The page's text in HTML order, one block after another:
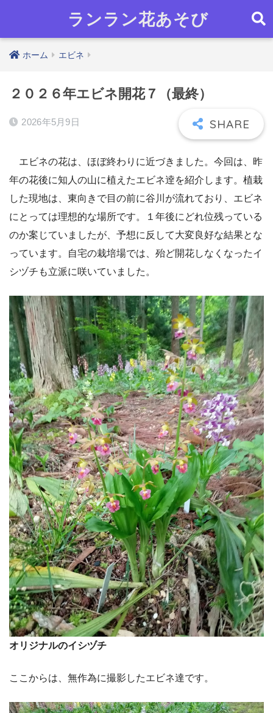
ランラン花あそび
ホーム エビネ
２０２６年エビネ開花７（最終）
2026年5月9日
エビネの花は、ほぼ終わりに近づきました。今回は、昨
年の花後に知人の山に植えたエビネ逹を紹介します。植栽
した現地は、東向きで目の前に谷川が流れており、エビネ
にとっては理想的な場所です。１年後にどれ位残っている
のか案じていましたが、予想に反して大変良好な結果とな
っています。自宅の栽培場では、殆ど開花しなくなったイ
シヅチも立派に咲いていました。
オリジナルのイシヅチ
ここからは、無作為に撮影したエビネ達です。